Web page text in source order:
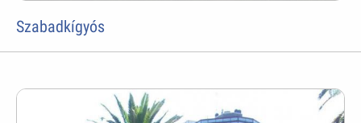
Szabadkígyós